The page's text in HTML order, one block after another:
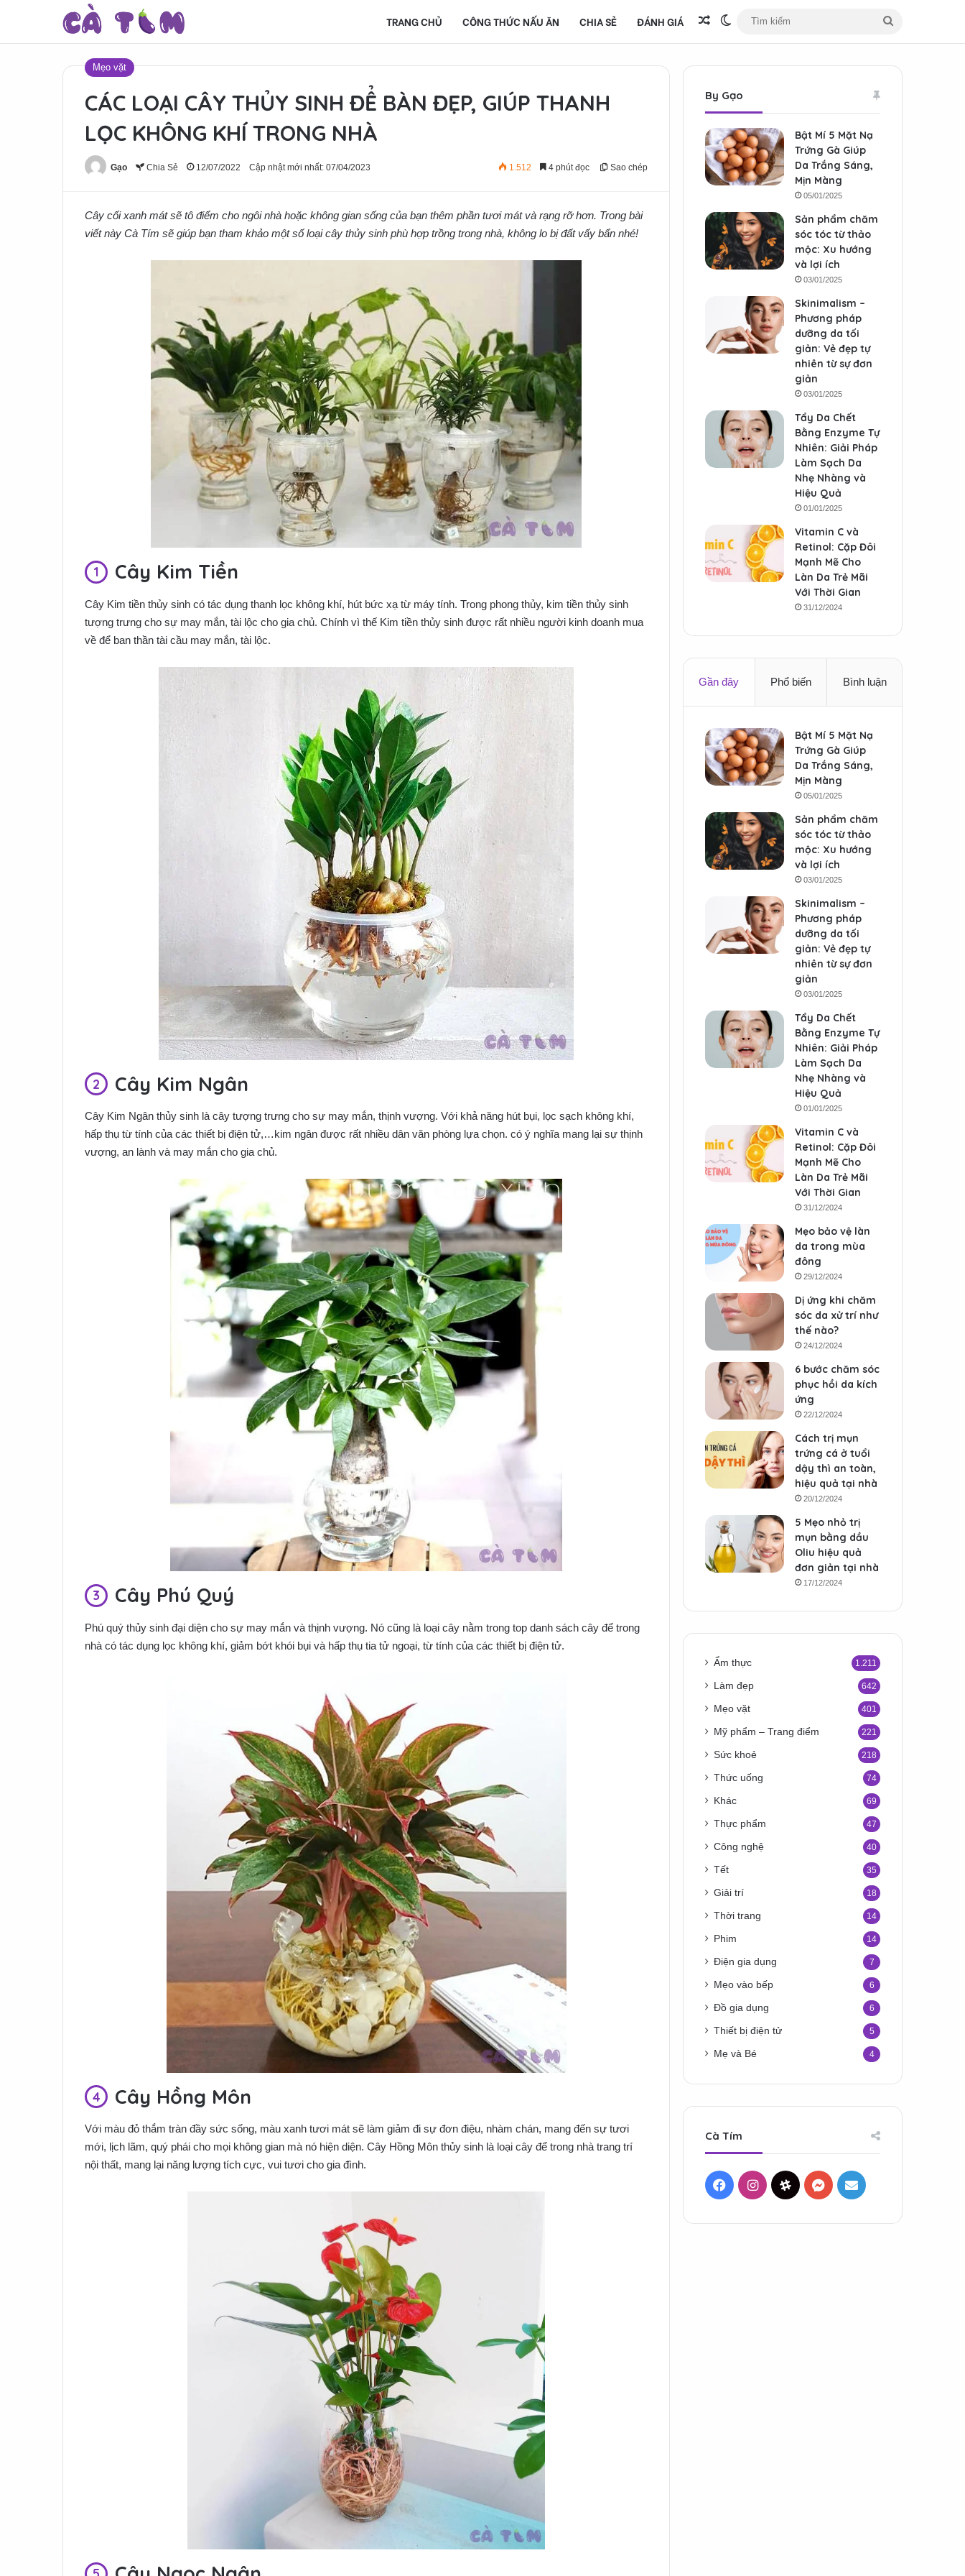
TRANG CHỦ CÔNG THỨC NẤU ĂN CHIA SẺ ĐÁNH GIÁ Bài viết ngẫu nhiên
Switch skin
kiếm
Mẹo vặt
CÁC LOẠI CÂY THỦY SINH ĐỂ BÀN ĐẸP, GIÚP THANH
LỌC KHÔNG KHÍ TRONG NHÀ
Gạo Chia Sẻ 12/07/2022 Cập nhật mới nhất: 07/04/2023 1.512 4 phút đọc Sao chép
Cây cối xanh mát sẽ tô điểm cho ngôi nhà hoặc không gian sống của bạn thêm phần tươi mát và rạng rỡ hơn. Trong bài
viết này Cà Tím sẽ giúp bạn tham khảo một số loại cây thủy sinh phù hợp trồng trong nhà, không lo bị đất vấy bẩn nhé!
Cây Kim Tiền
Cây Kim tiền thủy sinh có tác dụng thanh lọc không khí, hút bức xạ từ máy tính. Trong phong thủy, kim tiền thủy sinh
tượng trưng cho sự may mắn, tài lộc cho gia chủ. Chính vì thế Kim tiền thủy sinh được rất nhiều người kinh doanh mua
về để ban thần tài cầu may mắn, tài lộc.
Cây Kim Ngân
Cây Kim Ngân thủy sinh là cây tượng trưng cho sự may mắn, thịnh vượng. Với khả năng hút bụi, lọc sạch không khí,
hấp thụ từ tính của các thiết bị điện tử,…kim ngân được rất nhiều dân văn phòng lựa chọn. có ý nghĩa mang lại sự thịnh
vượng, an lành và may mắn cho gia chủ.
Cây Phú Quý
Phú quý thủy sinh đại diện cho sự may mắn và thịnh vượng. Nó cũng là loại cây nằm trong top danh sách cây để trong
nhà có tác dụng lọc không khí, giảm bớt khói bụi và hấp thụ tia tử ngoại, từ tính của các thiết bị điện tử.
Cây Hồng Môn
Với màu đỏ thắm tràn đầy sức sống, màu xanh tươi mát sẽ làm giảm đi sự đơn điệu, nhàm chán, mang đến sự tươi
mới, lịch lãm, quý phái cho mọi không gian mà nó hiện diện. Cây Hồng Môn thủy sinh là loại cây để trong nhà trang trí
nội thất, mang lại năng lượng tích cực, vui tươi cho gia đình.
By Gạo
Bật Mí 5 Mặt Nạ
Trứng Gà Giúp
Da Trắng Sáng,
Mịn Màng
05/01/2025
Sản phẩm chăm
sóc tóc từ thảo
mộc: Xu hướng
và lợi ích
03/01/2025
Skinimalism –
Phương pháp
dưỡng da tối
giản: Vẻ đẹp tự
nhiên từ sự đơn
giản
03/01/2025
Tẩy Da Chết
Bằng Enzyme Tự
Nhiên: Giải Pháp
Làm Sạch Da
Nhẹ Nhàng và
Hiệu Quả
01/01/2025
Vitamin C và
Retinol: Cặp Đôi
Mạnh Mẽ Cho
Làn Da Trẻ Mãi
Với Thời Gian
31/12/2024
Gần đây Phổ biến Bình luận
Bật Mí 5 Mặt Nạ
Trứng Gà Giúp
Da Trắng Sáng,
Mịn Màng
05/01/2025
Sản phẩm chăm
sóc tóc từ thảo
mộc: Xu hướng
và lợi ích
03/01/2025
Skinimalism –
Phương pháp
dưỡng da tối
giản: Vẻ đẹp tự
nhiên từ sự đơn
giản
03/01/2025
Tẩy Da Chết
Bằng Enzyme Tự
Nhiên: Giải Pháp
Làm Sạch Da
Nhẹ Nhàng và
Hiệu Quả
01/01/2025
Vitamin C và
Retinol: Cặp Đôi
Mạnh Mẽ Cho
Làn Da Trẻ Mãi
Với Thời Gian
31/12/2024
Mẹo bảo vệ làn
da trong mùa
đông
29/12/2024
Dị ứng khi chăm
sóc da xử trí như
thế nào?
24/12/2024
6 bước chăm sóc
phục hồi da kích
ứng
22/12/2024
Cách trị mụn
trứng cá ở tuổi
dậy thì an toàn,
hiệu quả tại nhà
20/12/2024
5 Mẹo nhỏ trị
mụn bằng dầu
Oliu hiệu quả
đơn giản tại nhà
17/12/2024
Ẩm thực 1.211
Làm đẹp 642
Mẹo vặt 401
Mỹ phẩm – Trang điểm 221
Sức khoẻ 218
Thức uống 74
Khác 69
Thực phẩm 47
Công nghệ 40
Tết 35
Giải trí 18
Thời trang 14
Phim 14
Điện gia dụng 7
Mẹo vào bếp 6
Đồ gia dụng 6
Thiết bị điện tử 5
Mẹ và Bé 4
Cà Tím
FacebookInstagramThreadsMessenger
Mail